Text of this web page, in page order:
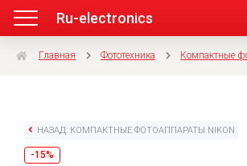
Ru-electronics
Главная Фототехника Компактные
НАЗАД: КОМПАКТНЫЕ ФОТОАППАРАТЫ NIKON
-15%